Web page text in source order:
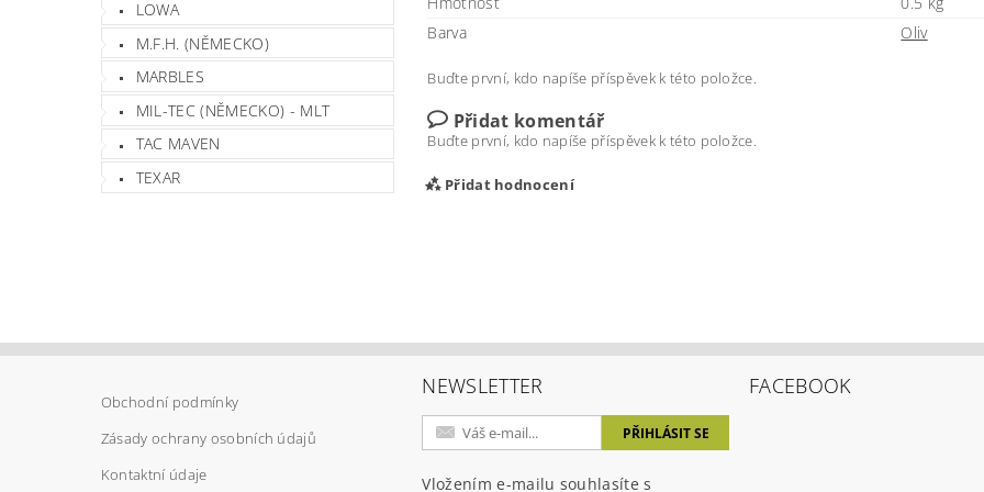
LOWA
M.F.H. (NĚMECKO)
MARBLES
MIL-TEC (NĚMECKO) - MLT
TAC MAVEN
TEXAR
Barva
Oliv
Buďte první, kdo napíše příspěvek k této položce.
Přidat komentář
Buďte první, kdo napíše příspěvek k této položce.
Přidat hodnocení
Obchodní podmínky
Zásady ochrany osobních údajů
Kontaktní údaje
NEWSLETTER
Vložením e-mailu souhlasíte s
FACEBOOK